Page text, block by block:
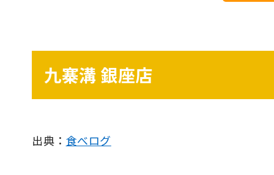
九寨溝 銀座店
出典： 食べログ